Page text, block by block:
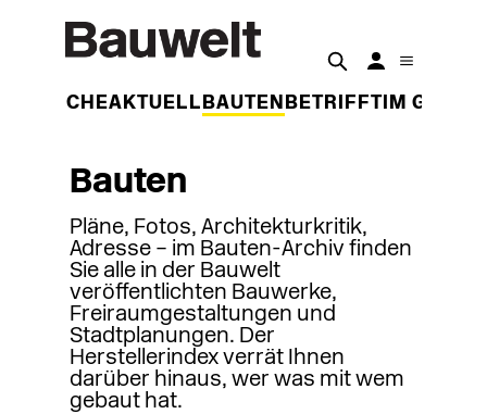
WOCHEAKTUELL BAUTEN BETRIFFT IM
Bauten
Pläne, Fotos, Architekturkritik,
Adresse – im Bauten-Archiv finden
Sie alle in der Bauwelt
veröffentlichten Bauwerke,
Freiraumgestaltungen und
Stadtplanungen. Der
Herstellerindex verrät Ihnen
darüber hinaus, wer was mit wem
gebaut hat.